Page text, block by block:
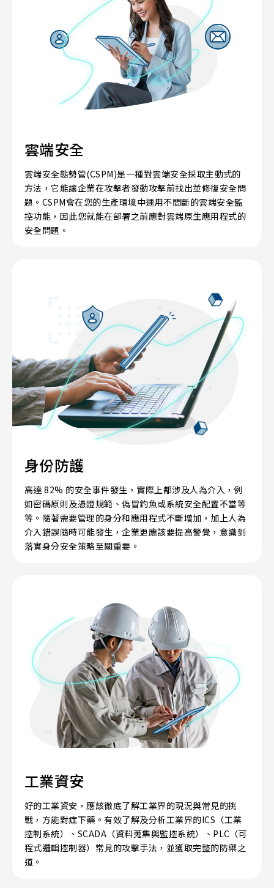
雲端安全
雲端安全態勢管(CSPM)是一種對雲端安全採取主動式的
方法，它能讓企業在攻擊者發動攻擊前找出並修復安全問
題。CSPM會在您的生產環境中運用不間斷的雲端安全監
控功能，因此您就能在部署之前應對雲端原生應用程式的
安全問題。
身份防護
高達 82% 的安全事件發生，實際上都涉及人為介入，例
如密碼原則及憑證規範、偽冒釣魚或系統安全配置不當等
等。隨著需要管理的身分和應用程式不斷增加，加上人為
介入錯誤隨時可能發生，企業更應該要提高警覺，意識到
落實身分安全策略至關重要。
工業資安
好的工業資安，應該徹底了解工業界的現況與常見的挑
戰，方能對症下藥。有效了解及分析工業界的ICS（工業
控制系統）、SCADA（資料蒐集與監控系統）、PLC（可
程式邏輯控制器）常見的攻擊手法，並獲取完整的防禦之
道。